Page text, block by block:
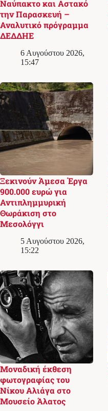
Ναύπακτο και Αστακό
την Παρασκευή –
Αναλυτικό πρόγραμμα
ΔΕΔΔΗΕ
6 Αυγούστου 2026,
15:47
Ξεκινούν Άμεσα Έργα
900.000 ευρώ για
Αντιπλημμυρική
Θωράκιση στο
Μεσολόγγι
5 Αυγούστου 2026,
15:22
Μοναδική έκθεση
φωτογραφίας του
Νίκου Αλιάγα στο
Μουσείο Άλατος